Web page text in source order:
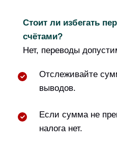
Стоит ли избегать
счётами?
Нет, переводы
Отслеживайте
выводов.
Если сумма не
налога нет.